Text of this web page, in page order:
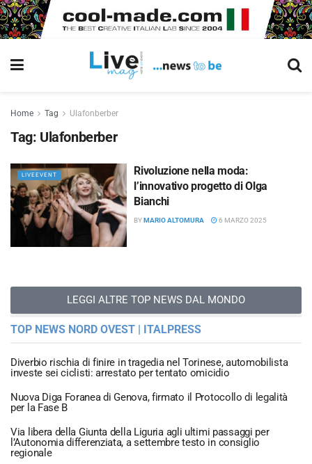
Home Tag Ulafonberber
Tag: Ulafonberber
LIVEEVENT
Rivoluzione nella moda:
l’innovativo progetto di Olga
Bianchi
BYMARIO ALTOMURA 6 MARZO 2025
LEGGI ALTRE TOP NEWS DAL MONDO
TOP NEWS NORD OVEST | ITALPRESS
Diverbio rischia di finire in tragedia nel Torinese, automobilista
investe sei ciclisti: arrestato per tentato omicidio
Nuova Diga Foranea di Genova, firmato il Protocollo di legalità
per la Fase B
Via libera della Giunta della Liguria agli ultimi passaggi per
l’Autonomia differenziata, a settembre testo in consiglio
regionale